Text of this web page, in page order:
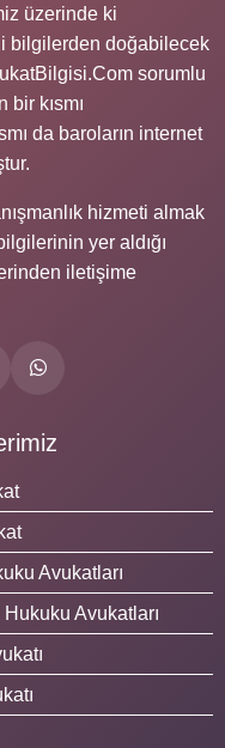
üzerinde ki
bilgilerden doğabilecek
sorumlu
kısmı
da baroların internet
hizmeti almak
yer aldığı
iletişime
Avukatları
Avukatları